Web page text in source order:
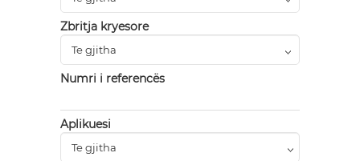
Zbritja kryesore
Numri i referencës
Aplikuesi